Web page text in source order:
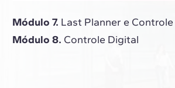
Módulo 7. Last Planner e
Módulo 8. Controle Digital